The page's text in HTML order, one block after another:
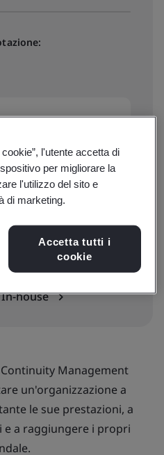
In-house
Management
un'organizzazione a
le sue prestazioni, a
e a raggiungere i propri
l'utente accetta di
per migliorare la
l'utilizzo del sito e
di marketing.
Accetta tutti i
cookie